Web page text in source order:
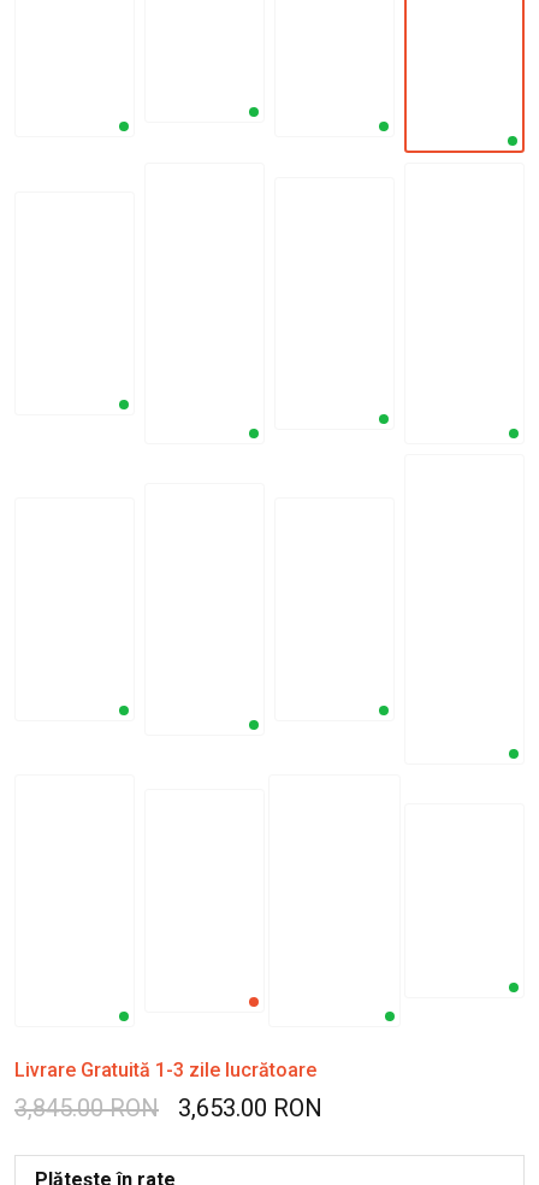
Livrare Gratuită 1-3 zile lucrătoare
3,845.00 RON 3,653.00 RON
Plătește în rate